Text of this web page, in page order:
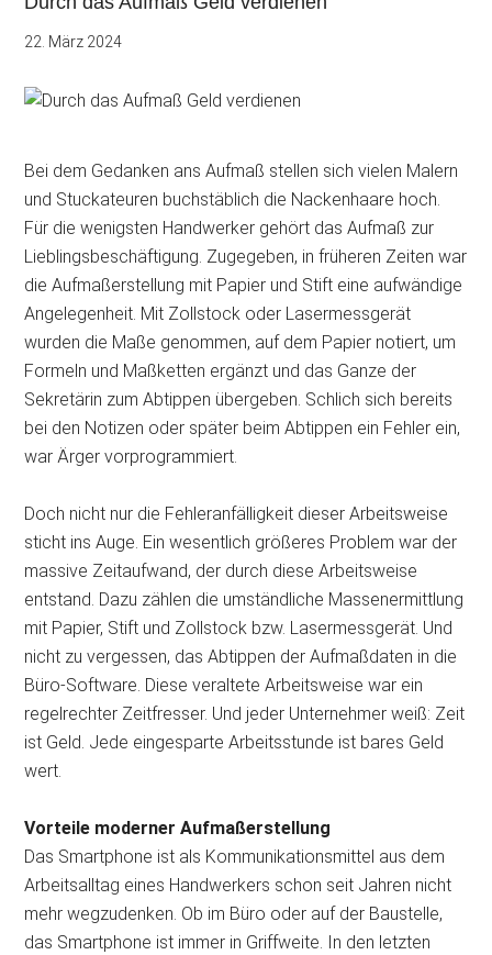
22. März 2024
Bei dem Gedanken ans Aufmaß stellen sich vielen Malern
und Stuckateuren buchstäblich die Nackenhaare hoch.
Für die wenigsten Handwerker gehört das Aufmaß zur
Lieblingsbeschäftigung. Zugegeben, in früheren Zeiten war
dieAufmaßerstellung mit Papier und Stift eine aufwändige
Angelegenheit. Mit Zollstock oder Lasermessgerät
wurden die Maße genommen, auf dem Papier notiert, um
Formeln und Maßketten ergänzt und das Ganze der
Sekretärin zum Abtippen übergeben. Schlich sich bereits
bei den Notizen oder später beim Abtippen ein Fehler ein,
war Ärger vorprogrammiert.
Doch nicht nur die Fehleranfälligkeit dieser Arbeitsweise
sticht ins Auge. Ein wesentlich größeres Problem war der
massive Zeitaufwand, der durch diese Arbeitsweise
entstand. Dazu zählen die umständliche Massenermittlung
mit Papier, Stift und Zollstock bzw. Lasermessgerät. Und
nicht zu vergessen, das Abtippen der Aufmaßdaten in die
Büro-Software. Diese veraltete Arbeitsweise war ein
regelrechter Zeitfresser. Und jeder Unternehmer weiß: Zeit
ist Geld. Jede eingesparte Arbeitsstunde ist bares Geld
wert.
Vorteile moderner Aufmaßerstellung
Das Smartphone ist als Kommunikationsmittel aus dem
Arbeitsalltag eines Handwerkers schon seit Jahren nicht
mehr wegzudenken. Ob im Büro oder auf der Baustelle,
das Smartphone ist immer in Griffweite. In den letzten